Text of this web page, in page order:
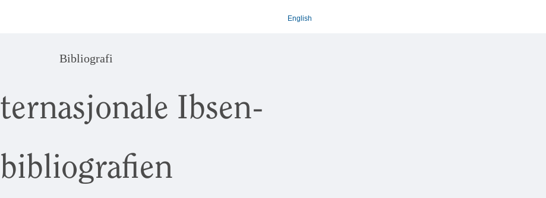
English
Bibliografi
Ibsen-
bibliografien